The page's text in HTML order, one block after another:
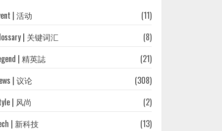
| 活动
(11)
| 关键词汇
(8)
| 精英誌
(21)
| 议论
(308)
| 风尚
(2)
| 新科技
(13)